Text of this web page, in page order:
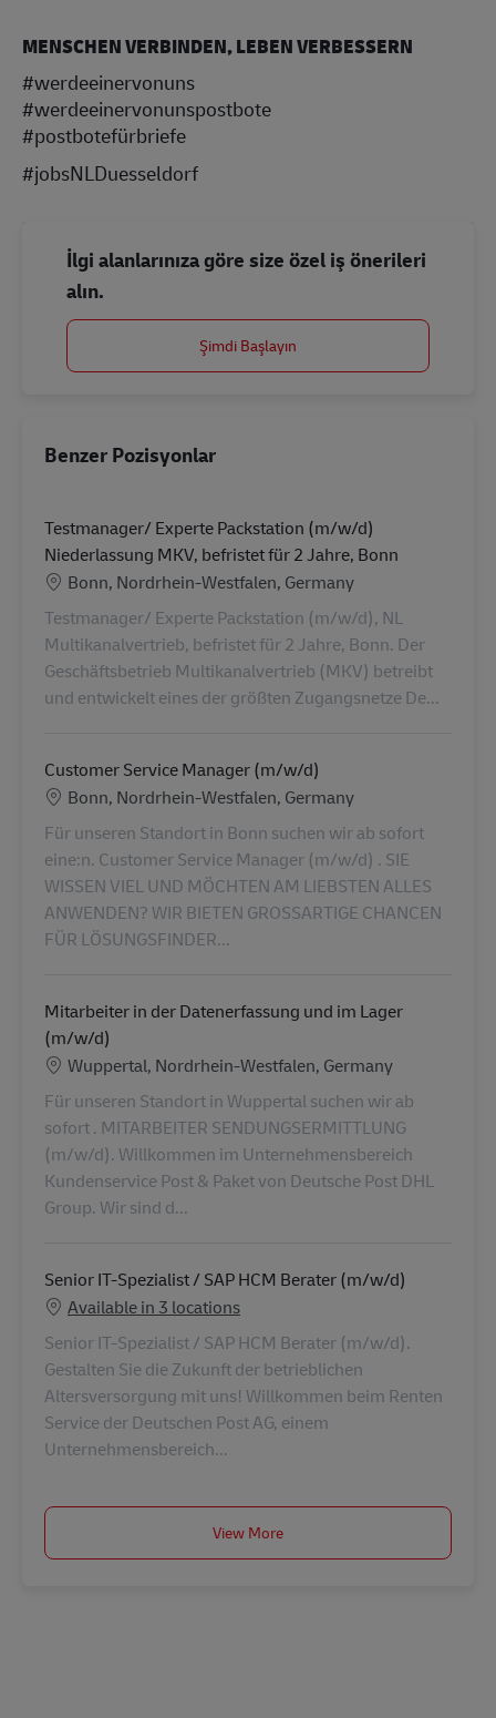
MENSCHEN VERBINDEN, LEBEN VERBESSERN
#werdeeinervonuns
#werdeeinervonunspostbote
#postbotefürbriefe
#jobsNLDuesseldorf
İlgi alanlarınıza göre size özel iş önerileri
alın.
Şimdi Başlayın
Benzer Pozisyonlar
Testmanager/ Experte Packstation (m/w/d)
Niederlassung MKV, befristet für 2 Jahre, Bonn
Konum
Bonn, Nordrhein-Westfalen, Germany
Testmanager/ Experte Packstation (m/w/d), NL
Multikanalvertrieb, befristet für 2 Jahre, Bonn. Der
Geschäftsbetrieb Multikanalvertrieb (MKV) betreibt
und entwickelt eines der größten Zugangsnetze De...
Customer Service Manager (m/w/d)
Konum
Bonn, Nordrhein-Westfalen, Germany
Für unseren Standort in Bonn suchen wir ab sofort
eine:n. Customer Service Manager (m/w/d) . SIE
WISSEN VIEL UND MÖCHTEN AM LIEBSTEN ALLES
ANWENDEN? WIR BIETEN GROSSARTIGE CHANCEN
FÜR LÖSUNGSFINDER...
Mitarbeiter in der Datenerfassung und im Lager
(m/w/d)
Konum
Wuppertal, Nordrhein-Westfalen, Germany
Für unseren Standort in Wuppertal suchen wir ab
sofort . MITARBEITER SENDUNGSERMITTLUNG
(m/w/d). Willkommen im Unternehmensbereich
Kundenservice Post & Paket von Deutsche Post DHL
Group. Wir sind d...
Senior IT-Spezialist / SAP HCM Berater (m/w/d)
Available in 3 locations
Senior IT-Spezialist / SAP HCM Berater (m/w/d).
Gestalten Sie die Zukunft der betrieblichen
Altersversorgung mit uns! Willkommen beim Renten
Service der Deutschen Post AG, einem
Unternehmensbereich...
View More